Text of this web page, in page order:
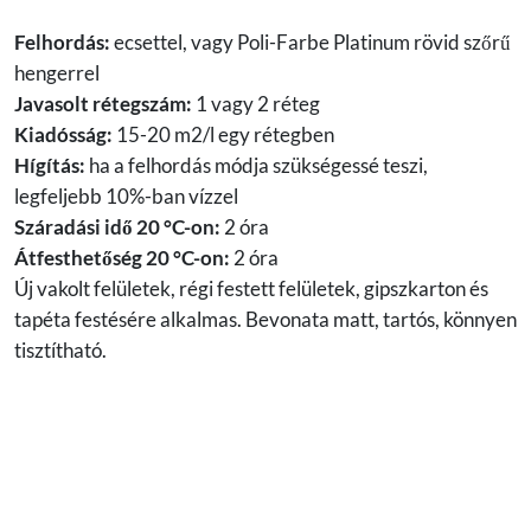
Felhordás:ecsettel, vagy Poli-Farbe Platinum rövid szőrű
hengerrel
Javasolt rétegszám: 1 vagy 2 réteg
Kiadósság: 15-20 m2/l egy rétegben
Hígítás: ha a felhordás módja szükségessé teszi,
legfeljebb 10%-ban vízzel
Száradási idő 20 °C-on: 2 óra
Átfesthetőség 20 °C-on: 2 óra
Új vakolt felületek, régi festett felületek, gipszkarton és
tapéta festésére alkalmas. Bevonata matt, tartós, könnyen
tisztítható.